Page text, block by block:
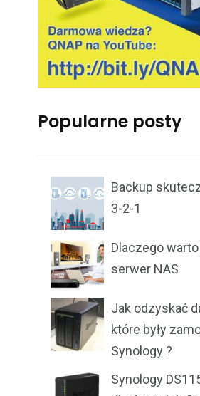
Popularne posty
Backup
3-2-1
Dlaczego
serwer NAS
Jak odzyskać
które były
Synology ?
Synology